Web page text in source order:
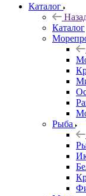
Каталог
Каталог
Рыба